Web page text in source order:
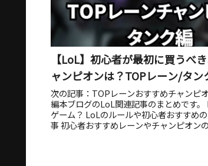
【LoL】初心者が最初に買うべ
ャンピオンは？TOPレーン/タン
次の記事：TOPレーンおすすめチャンピ
編本ブログのLoL関連記事のまとめです
ゲーム？ LoLのルールや初心者おすすめ
事 初心者おすすめレーンやチャンピオン